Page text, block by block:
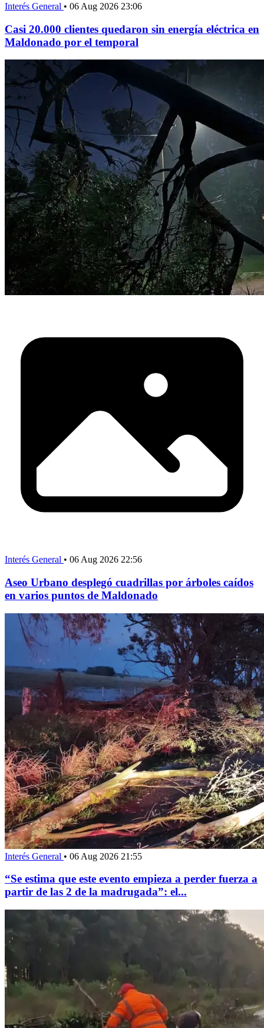
Interés General • 06 Aug 2026 23:06
Casi 20.000 clientes quedaron sin energía eléctrica en
Maldonado por el temporal
Interés General • 06 Aug 2026 22:56
Aseo Urbano desplegó cuadrillas por árboles caídos
en varios puntos de Maldonado
Interés General • 06 Aug 2026 21:55
“Se estima que este evento empieza a perder fuerza a
partir de las 2 de la madrugada”: el...